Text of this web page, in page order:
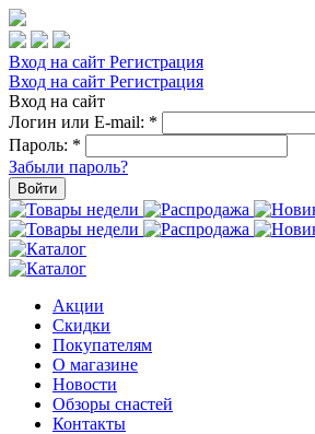
Вход на сайт Регистрация
Вход на сайт Регистрация
Вход на сайт
Логин или E-mail: *
Пароль: *
Забыли пароль?
Войти
Акции
Скидки
Покупателям
О магазине
Новости
Обзоры снастей
Контакты